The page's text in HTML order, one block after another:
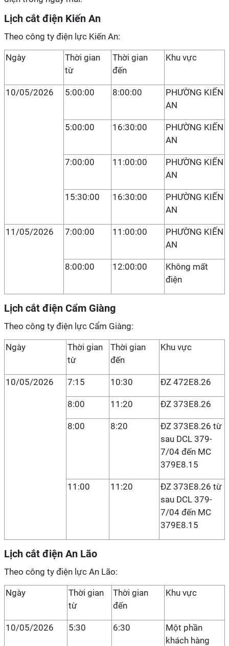
Lịch cắt điện Kiến An
Theo công ty điện lực Kiến An:
Ngày
Thời gian
từ
Thời gian
đến
Khu vực
10/05/2026 5:00:00 8:00:00
PHƯỜNG KIẾN
AN
5:00:00 16:30:00
PHƯỜNG KIẾN
AN
7:00:00 11:00:00
PHƯỜNG KIẾN
AN
15:30:00 16:30:00
PHƯỜNG KIẾN
AN
11/05/2026 7:00:00 11:00:00
PHƯỜNG KIẾN
AN
8:00:00 12:00:00
Không mất
điện
Lịch cắt điện Cẩm Giàng
Theo công ty điện lực Cẩm Giàng:
Ngày
Thời gian
từ
Thời gian
đến
Khu vực
10/05/2026 7:15 10:30 ĐZ 472E8.26
8:00 11:20 ĐZ 373E8.26
8:00 8:20
ĐZ 373E8.26 từ
sau DCL 379-
7/04 đến MC
379E8.15
11:00 11:20
ĐZ 373E8.26 từ
sau DCL 379-
7/04 đến MC
379E8.15
Lịch cắt điện An Lão
Theo công ty điện lực An Lão:
Ngày
Thời gian
từ
Thời gian
đến
Khu vực
10/05/2026 5:30 6:30
Một phần
khách hàng